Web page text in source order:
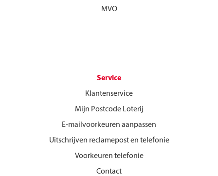
MVO
Service
Klantenservice
Mijn Postcode Loterij
E-mailvoorkeuren aanpassen
Uitschrijven reclamepost en telefonie
Voorkeuren telefonie
Contact